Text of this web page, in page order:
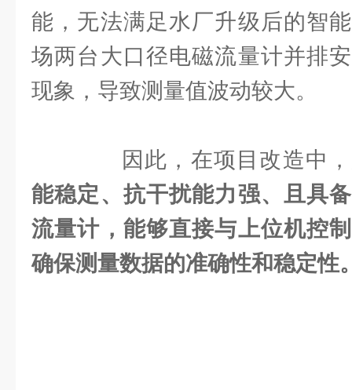
能，无法满足水厂升级后的智
场两台大口径电磁流量计并排
现象，导致测量值波动较大。
因此，在项目改造中，
能稳定、抗干扰能力强、且具
流量计，能够直接与上位机控
确保测量数据的准确性和稳定性